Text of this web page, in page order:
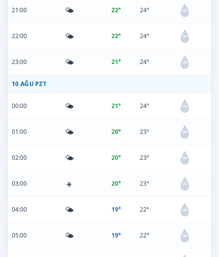
21:00 🌤️ 22° 24° 0%
22:00 🌤️ 22° 24° 0%
23:00 🌤️ 21° 24° 0%
10 AĞU PZT
00:00 🌤️ 21° 24° 0%
01:00 🌤️ 20° 23° 0%
02:00 🌤️ 20° 23° 0%
03:00 ☀️ 20° 23° 0%
04:00 🌤️ 19° 22° 0%
05:00 🌤️ 19° 22° 0%